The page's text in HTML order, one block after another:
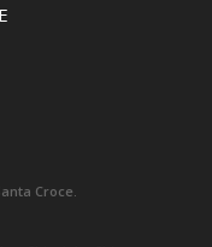
Croce.